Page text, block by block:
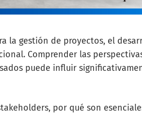
la gestión de proyectos, el
Comprender las
puede influir
por qué son